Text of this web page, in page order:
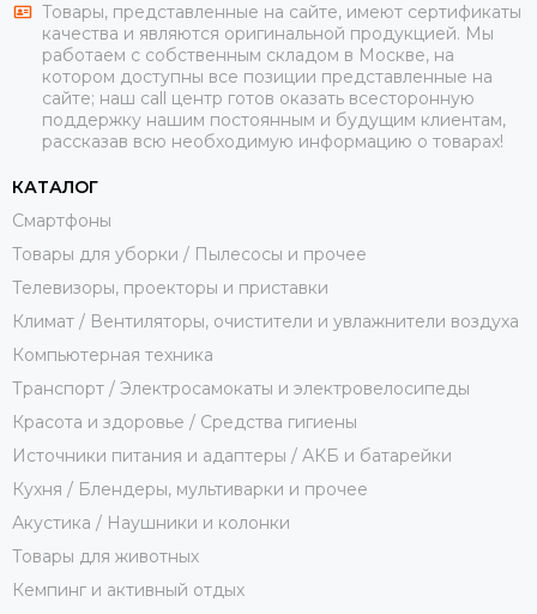
Товары, представленные на сайте, имеют сертификаты
качества и являются оригинальной продукцией. Мы
работаем с собственным складом в Москве, на
котором доступны все позиции представленные на
сайте; наш call центр готов оказать всесторонную
поддержку нашим постоянным и будущим клиентам,
рассказав всю необходимую информацию о товарах!
КАТАЛОГ
Смартфоны
Товары для уборки / Пылесосы и прочее
Телевизоры, проекторы и приставки
Климат / Вентиляторы, очистители и увлажнители воздуха
Компьютерная техника
Транспорт / Электросамокаты и электровелосипеды
Красота и здоровье / Средства гигиены
Источники питания и адаптеры / АКБ и батарейки
Кухня / Блендеры, мультиварки и прочее
Акустика / Наушники и колонки
Товары для животных
Кемпинг и активный отдых